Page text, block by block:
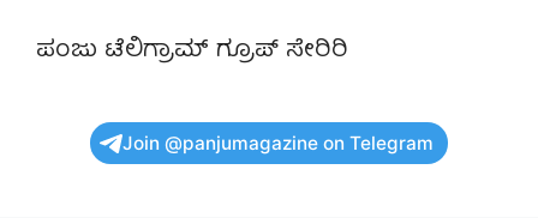
ಪಂಜು ಟೆಲಿಗ್ರಾಮ್ ಗ್ರೂಪ್ ಸೇರಿರಿ
Join @panjumagazine on Telegram